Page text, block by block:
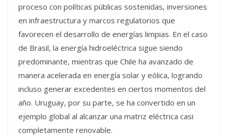
proceso con políticas públicas sostenidas, inversiones
en infraestructura y marcos regulatorios que
favorecen el desarrollo de energías limpias. En el caso
de Brasil, la energía hidroeléctrica sigue siendo
predominante, mientras que Chile ha avanzado de
manera acelerada en energía solar y eólica, logrando
incluso generar excedentes en ciertos momentos del
año. Uruguay, por su parte, se ha convertido en un
ejemplo global al alcanzar una matriz eléctrica casi
completamente renovable.